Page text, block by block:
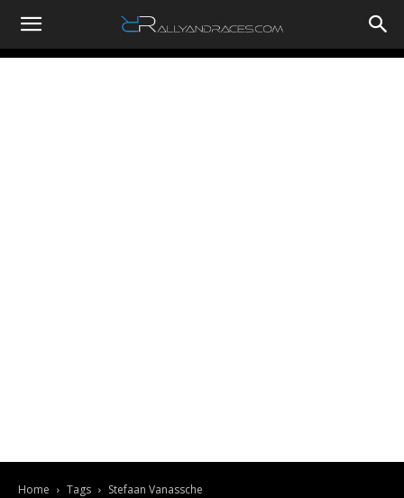
RallyandRaces.com
Home Tags Stefaan Vanassche